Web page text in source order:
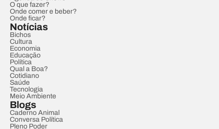
O que fazer?
Onde comer e beber?
Onde ficar?
Notícias
Bichos
Cultura
Economia
Educação
Política
Qual a Boa?
Cotidiano
Saúde
Tecnologia
Meio Ambiente
Blogs
Caderno Animal
Conversa Política
Pleno Poder